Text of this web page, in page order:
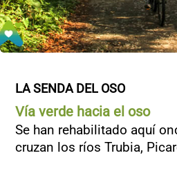
LA SENDA DEL OSO
Vía verde hacia el oso
Se han rehabilitado aquí
cruzan los ríos Trubia,